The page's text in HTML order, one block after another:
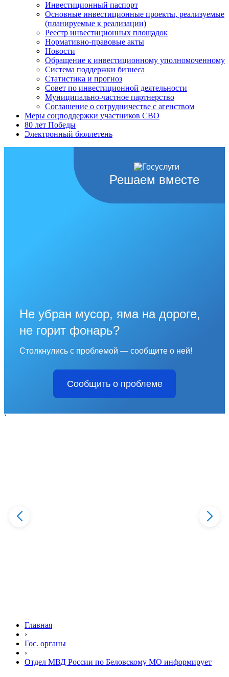
Инвестиционный паспорт
Основные инвестиционные проекты, реализуемые
(планируемые к реализации)
Реестр инвестиционных площадок
Нормативно-правовые акты
Новости
Обращение к инвестиционному уполномоченному
Система поддержки бизнеса
Статистика и прогноз
Совет по инвестиционной деятельности
Муниципально-частное партнерство
Соглашение о сотрудничестве с агенством
Меры соцподдержки участников СВО
80 лет Победы
Электронный бюллетень
Решаем вместе
Не убран мусор, яма на дороге,
не горит фонарь?
Столкнулись с проблемой — сообщите о ней!
Сообщить о проблеме
`
Главная
›
Гос. органы
›
Отдел МВД России по Беловскому МО информирует